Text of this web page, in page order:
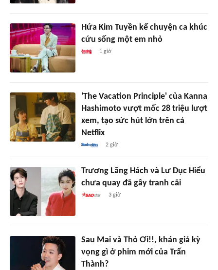
Hứa Kim Tuyền kể chuyện ca khúc
cứu sống một em nhỏ
1 giờ
'The Vacation Principle' của Kanna
Hashimoto vượt mốc 28 triệu lượt
xem, tạo sức hút lớn trên cả
Netflix
2 giờ
Trương Lăng Hách và Lư Dục Hiểu
chưa quay đã gây tranh cãi
3 giờ
Sau Mai và Thỏ Ơi!!, khán giả kỳ
vọng gì ở phim mới của Trấn
Thành?